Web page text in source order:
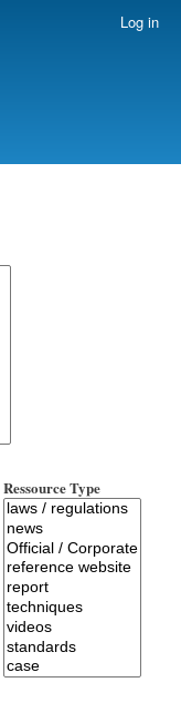
Log in
Ressource Type